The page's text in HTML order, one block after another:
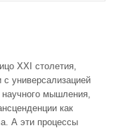
XXI столетия,
универсализацией
научного мышления,
как
А эти процессы